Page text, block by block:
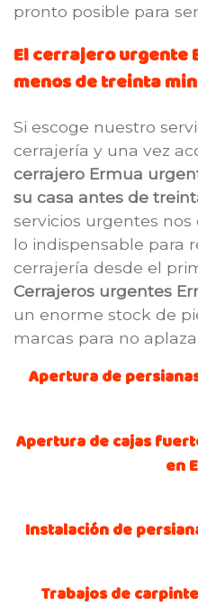
pronto posible para
El cerrajero urgente
menos de treinta
Si escoge nuestro
cerrajería y una vez
cerrajero Ermua
su casa antes de
servicios urgentes
lo indispensable para
cerrajería desde el
Cerrajeros urgentes
un enorme stock de
marcas para no
Apertura de
Apertura de cajas
en
Instalación de
Trabajos de